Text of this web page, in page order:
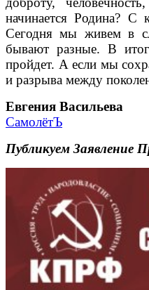
начинается Родина? С
Сегодня мы живем в
бывают разные. В
пройдет. А если мы
и разрыва между
Евгения Васильева
СамолётЪ
Публикуем Заявление